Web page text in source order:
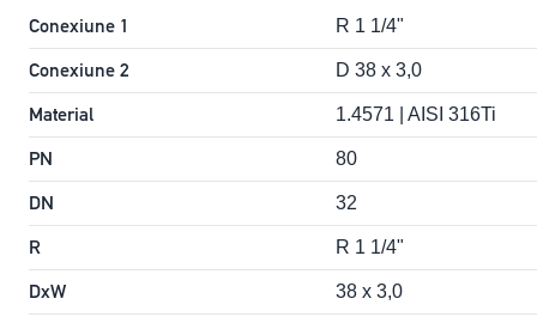
Conexiune 1 R 1 1/4"
Conexiune 2 D 38 x 3,0
Material 1.4571 | AISI 316Ti
PN 80
DN 32
R R 1 1/4"
DxW 38 x 3,0